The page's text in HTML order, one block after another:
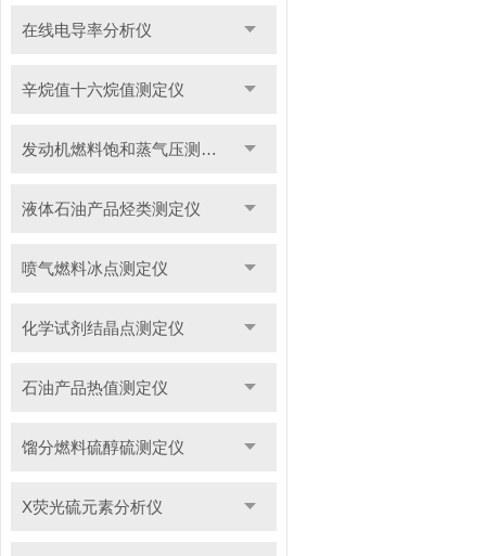
在线电导率分析仪
辛烷值十六烷值测定仪
发动机燃料饱和蒸气压测定仪
液体石油产品烃类测定仪
喷气燃料冰点测定仪
化学试剂结晶点测定仪
石油产品热值测定仪
馏分燃料硫醇硫测定仪
X荧光硫元素分析仪